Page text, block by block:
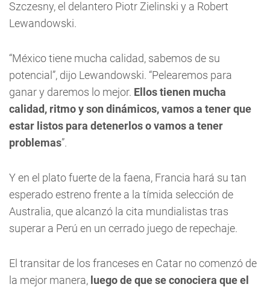
Szczesny, el delantero Piotr Zielinski y a Robert
Lewandowski.
“México tiene mucha calidad, sabemos de su
potencial”, dijo Lewandowski. “Pelearemos para
ganar y daremos lo mejor. Ellos tienen mucha
calidad, ritmo y son dinámicos, vamos a tener que
estar listos para detenerlos o vamos a tener
problemas”.
Y en el plato fuerte de la faena, Francia hará su tan
esperado estreno frente a la tímida selección de
Australia, que alcanzó la cita mundialistas tras
superar a Perú en un cerrado juego de repechaje.
El transitar de los franceses en Catar no comenzó de
la mejor manera, luego de que se conociera que el